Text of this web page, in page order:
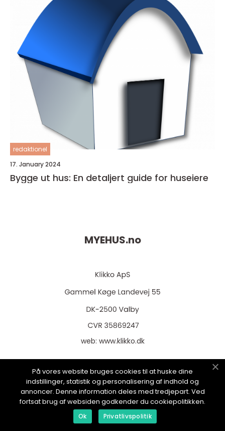
materialkvaliteten og entreprenørens priser
redaktionel
17. January 2024
Bygge ut hus: En detaljert guide for huseiere
MYEHUS.no
web: www.klikko.dk
Menu
Reklame
På vores website bruges cookies til at huske dine
indstillinger, statistik og personalisering af indhold og
annoncer. Denne information deles med tredjepart. Ved
fortsat brug af websiden godkender du cookiepolitikken.
Ok Privatlivspolitik